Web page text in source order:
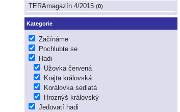
TERAmagazín 4/2015 (0)
Kategorie
Začínáme
Pochlubte se
Hadi
Užovka červená
Krajta královská
Korálovka sedlatá
Hroznýš královský
Jedovatí hadi